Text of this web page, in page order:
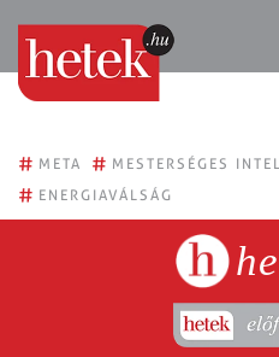
# META # MESTERSÉGES
# ENERGIAVÁLSÁG